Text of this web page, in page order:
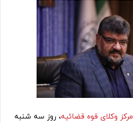
مرکز وکلای قوه قضائیه، روز سه شنبه